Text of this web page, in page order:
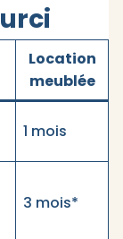
Location
meublée
1 mois
3 mois*